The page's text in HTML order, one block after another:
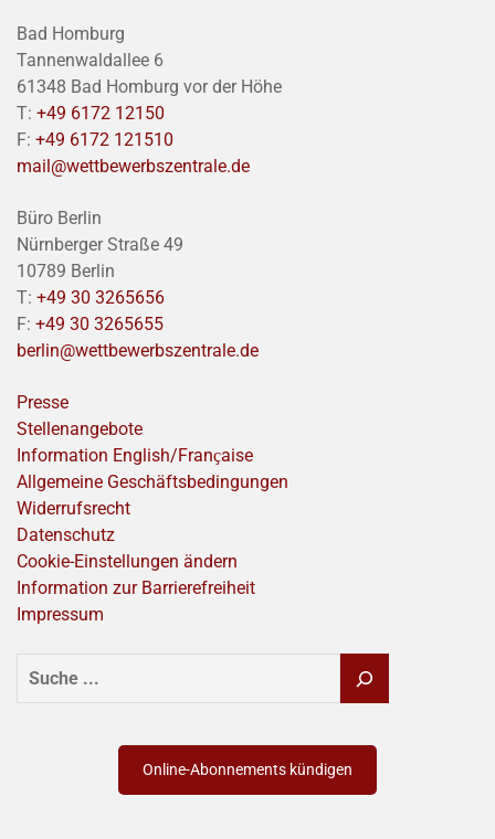
Bad Homburg
Tannenwaldallee 6
61348 Bad Homburg vor der Höhe
T: +49 6172 12150
F: +49 6172 121510
mail@wettbewerbszentrale.de
Büro Berlin
Nürnberger Straße 49
10789 Berlin
T: +49 30 3265656
F: +49 30 3265655
berlin@wettbewerbszentrale.de
Presse
Stellenangebote
Information English/Franҫaise
Allgemeine Geschäftsbedingungen
Widerrufsrecht
Datenschutz
Cookie-Einstellungen ändern
Information zur Barrierefreiheit
Impressum
SUCHEN
Online-Abonnements kündigen